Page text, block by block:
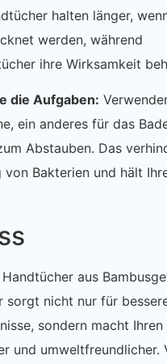
halten länger,
werden, während
ihre Wirksamkeit
die Aufgaben:
ein anderes für das
Abstauben. Das
von Bakterien und hält
aus
sorgt nicht nur für
sondern macht
und umweltfreundlicher.